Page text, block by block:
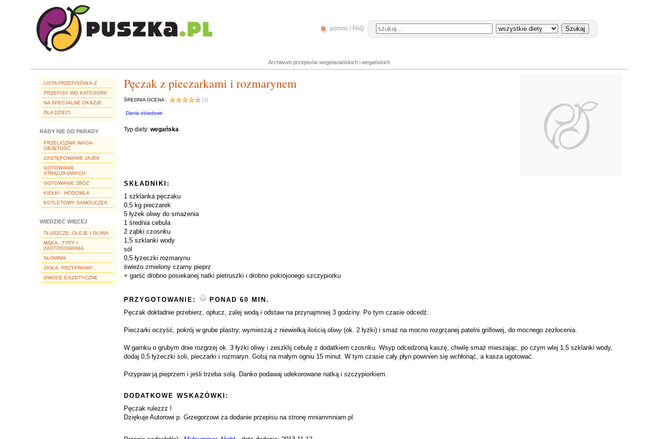
pomoc / FAQ
Archiwum przepisów wegetariańskich i wegańskich
LISTA PRZEPISÓW A-Z
PRZEPISY WG KATEGORII
NA SPECJALNE OKAZJE
DLA DZIECI
RADY NIE OD PARADY
PRZELICZNIK WAGA-
OBJĘTOŚĆ
ZASTĘPOWANIE JAJEK
GOTOWANIE
STRĄCZKOWYCH
GOTOWANIE ZBÓŻ
KIEŁKI - HODOWLA
KOTLETOWY SAMOUCZEK
WIEDZIEĆ WIĘCEJ
TŁUSZCZE, OLEJE I OLIWA
MĄKA - TYPY I
ZASTOSOWANIA
SŁOWNIK
ZIOŁA, PRZYPRAWY...
OWOCE EGZOTYCZNE
Pęczak z pieczarkami i rozmarynem
ŚREDNIA OCENA: [1]
Dania obiadowe
Typ diety: wegańska
SKŁADNIKI:
1 szklanka pęczaku
0,5 kg pieczarek
5 łyżek oliwy do smażenia
1 średnia cebula
2 ząbki czosnku
1,5 szklanki wody
sól
0,5 łyżeczki rozmarynu
świeżo zmielony czarny pieprz
+ garść drobno posiekanej natki pietruszki i drobno pokrojonego szczypiorku
PRZYGOTOWANIE:
PONAD 60 MIN.
Pęczak dokładnie przebierz, opłucz, zalej wodą i odstaw na przynajmniej 3 godziny. Po tym czasie odcedź.
Pieczarki oczyść, pokrój w grube plastry, wymieszaj z niewielką ilością oliwy (ok. 2 łyżki) i smaż na mocno rozgrzanej patelni grillowej, do mocnego zezłocenia.
W garnku o grubym dnie rozgrzej ok. 3 łyżki oliwy i zeszklij cebulę z dodatkiem czosnku. Wsyp odcedzoną kaszę, chwilę smaż mieszając, po czym wlej 1,5 szklanki wody,
dodaj 0,5 łyżeczki soli, pieczarki i rozmaryn. Gotuj na małym ogniu 15 minut. W tym czasie cały płyn powinien się wchłonąć, a kasza ugotować.
Przypraw ją pieprzem i jeśli trzeba solą. Danko podawaj udekorowane natką i szczypiorkiem.
DODATKOWE WSKAZÓWKI:
Pęczak rulezzz !
Dziękuje Autorowi p. Grzegorzowi za dodanie przepisu na stronę mniammniam.pl